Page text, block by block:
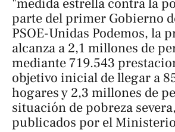
"medida estrella contra la
parte del primer Gobierno
PSOE-Unidas Podemos, la
alcanza a 2,1 millones de
mediante 719.543
objetivo inicial de llegar a
hogares y 2,3 millones de
situación de pobreza
publicados por el